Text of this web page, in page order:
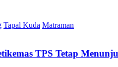
Tapal Kuda Matraman
TPS Tetap